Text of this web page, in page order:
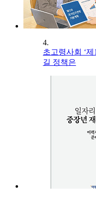
4.
초고령사회 ‘
길 정책은